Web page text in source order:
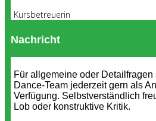
Kursbetreuerin
Nachricht
Für allgemeine oder Detailfragen
Dance-Team jederzeit gern als
Verfügung. Selbstverständlich
Lob oder konstruktive Kritik.